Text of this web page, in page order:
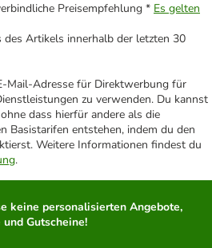
Preisempfehlung * Es gelten
des Artikels innerhalb der letzten 30
Mail-Adresse für Direktwerbung für
zu verwenden. Du kannst
dass hierfür andere als die
Basistarifen entstehen, indem du den
Weitere Informationen findest du
.
keine personalisierten Angebote,
und Gutscheine!